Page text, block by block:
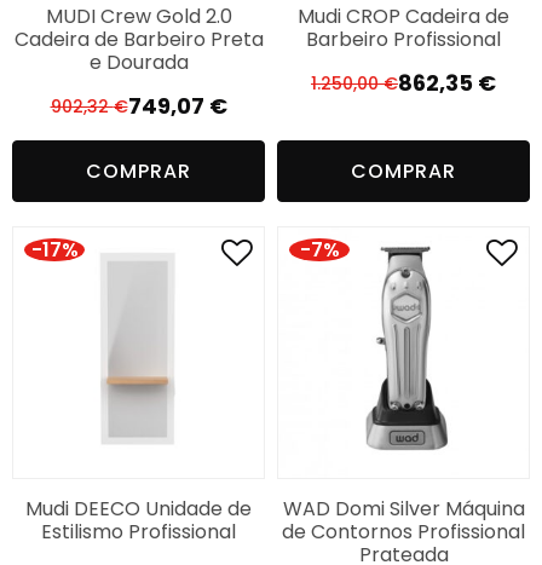
MUDI Crew Gold 2.0
Cadeira de Barbeiro Preta
e Dourada
902,32€
O
preço
original
era:
902,32 €.
749,07 €
O
preço
atual
é:
749,07 €.
COMPRAR
Mudi CROP Cadeira de
Barbeiro Profissional
1.250,00€O
era:
862,35 €
O
é:
COMPRAR
-17%
Mudi DEECO Unidade de
Estilismo Profissional
-7%
WAD Domi Silver Máquina
de Contornos Profissional
Prateada